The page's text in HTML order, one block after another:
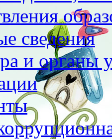
сведения
и органы